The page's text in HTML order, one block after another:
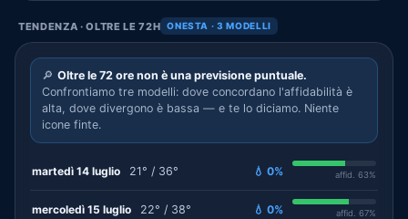
TENDENZA · OLTRE LE 72H ONESTA · 3 MODELLI
🔎 Oltre le 72 ore non è una previsione puntuale.
Confrontiamo tre modelli: dove concordano l'affidabilità è
alta, dove divergono è bassa — e te lo diciamo. Niente
icone finte.
martedì 14 luglio 21° / 36° 💧 0% affid. 63%
mercoledì 15 luglio 22° / 38° 💧 0% affid. 67%